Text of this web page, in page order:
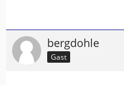
bergdohle
Gast